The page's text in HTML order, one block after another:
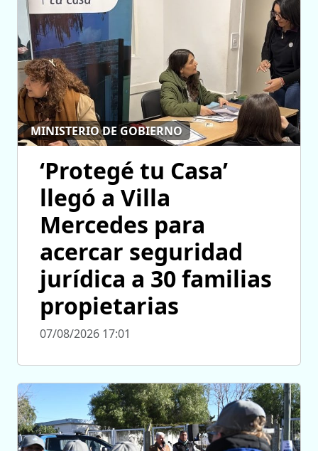
MINISTERIO DE GOBIERNO
‘Protegé tu Casa’
llegó a Villa
Mercedes para
acercar seguridad
jurídica a 30 familias
propietarias
07/08/2026 17:01